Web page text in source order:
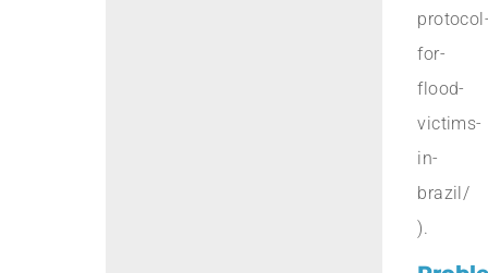
for-
flood-
victims-
in-
brazil/
).